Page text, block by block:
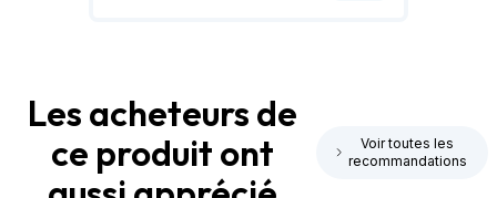
Les acheteurs de
ce produit ont
Voir toutes les
recommandations